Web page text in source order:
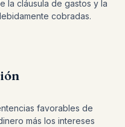
la cláusula de gastos y la
cobradas.
favorables de
más los intereses